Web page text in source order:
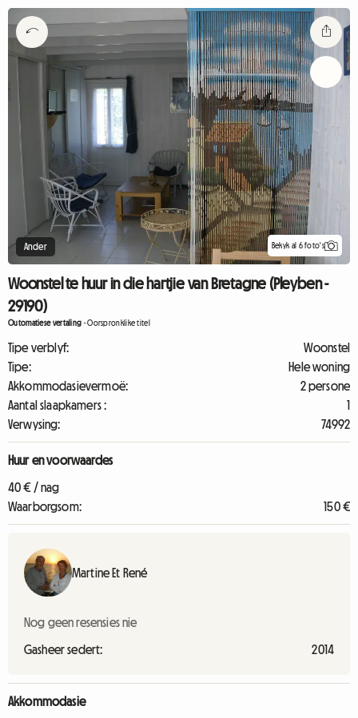
Ander Bekyk al 6 foto's
Woonstel te huur in die hartjie van Bretagne (Pleyben -
29190)
Outomatiese vertaling -Oorspronklike titel
Tipe verblyf:
Woonstel
Tipe:
Hele woning
Akkommodasievermoë:
2 persone
Aantal slaapkamers :
1
Verwysing:
74992
Huur en voorwaardes
40 € / nag
Waarborgsom:
150 €
Martine Et René
Nog geen resensies nie
Gasheer sedert: 2014
Akkommodasie